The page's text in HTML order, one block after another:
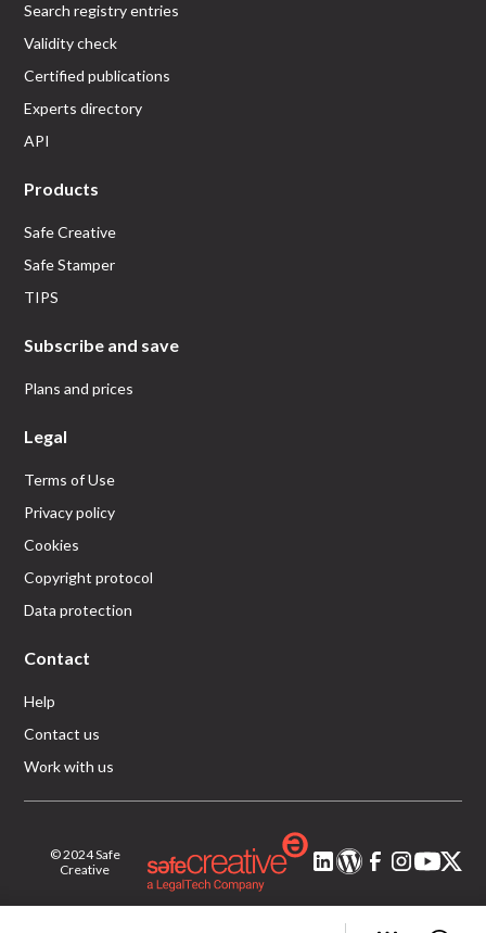
Search registry entries
Validity check
Certified publications
Experts directory
API
Products
Safe Creative
Safe Stamper
TIPS
Subscribe and save
Plans and prices
Legal
Terms of Use
Privacy policy
Cookies
Copyright protocol
Data protection
Contact
Help
Contact us
Work with us
© 2024 Safe
Creative